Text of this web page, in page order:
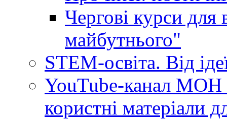
Чергові курси
майбутнього"
STEM-освіта. Від
YouTube-канал МОН
користні матеріали